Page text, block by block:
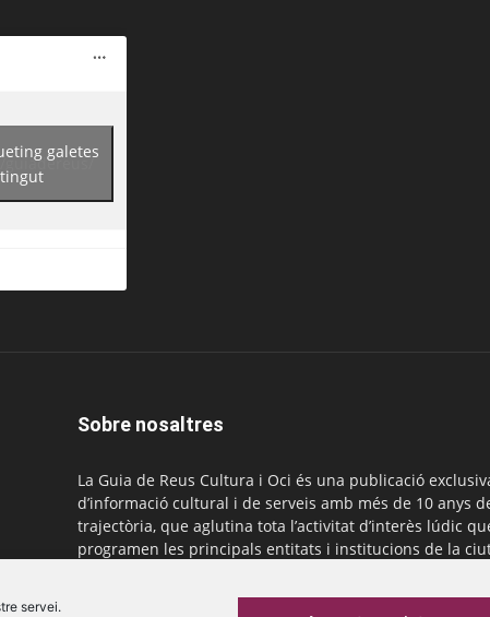
servei.
guiadereus/
galetes
Sobre nosaltres
La Guia de Reus Cultura i Oci és una publicació
d’informació cultural i de serveis amb més de 10 anys
trajectòria, que aglutina tota l’activitat d’interès lúdic
programen les principals entitats i institucions de la